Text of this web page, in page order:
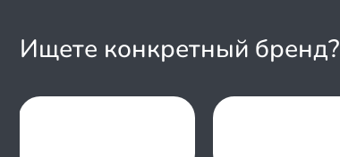
Kawasaki
KTA
Ищете конкретный бренд?